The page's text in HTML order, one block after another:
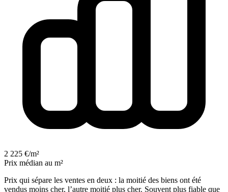
2 225 €/m²
Prix médian au m²
Prix qui sépare les ventes en deux : la moitié des biens ont été
vendus moins cher, l’autre moitié plus cher. Souvent plus fiable que